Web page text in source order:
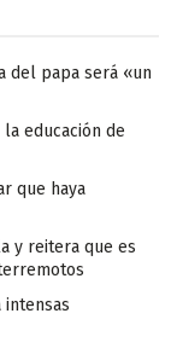
del papa será «un
educación de
que haya
y reitera que es
intensas